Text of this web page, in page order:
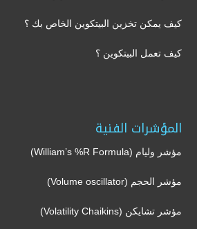
كيف يمكن تخزين البيتكوين الخاص بك ؟
كيف تعمل البيتكوين ؟
المؤشرات الفنية
مؤشر وليام (William’s %R Formula)
مؤشر الحجم (Volume oscillator)
مؤشر تشايكن (Volatility Chaikins)